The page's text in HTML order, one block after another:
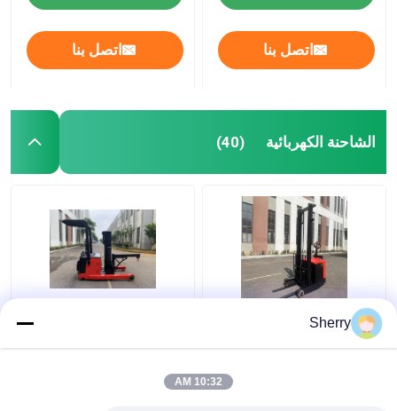
اتصل بنا اتصل بنا
الشاحنة الكهربائية (40)
الوقوف على الوصول
الكهربائي الشاحنة
الكهربائية الوزن الخفيف
الكهربائية الكهربائية
الكهربائية الكهربائية
Sherry
10:32 AM